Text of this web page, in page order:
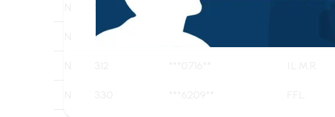
***2603**
299 ***6574**